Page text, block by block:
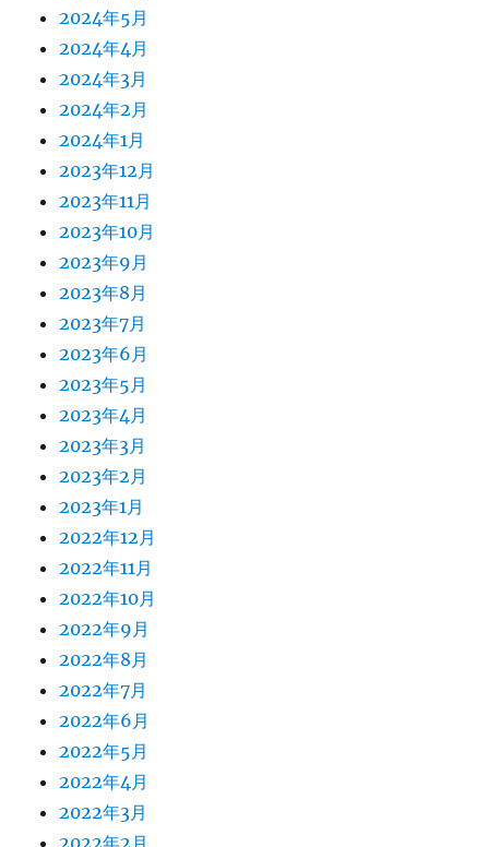
2024年5月
2024年4月
2024年3月
2024年2月
2024年1月
2023年12月
2023年11月
2023年10月
2023年9月
2023年8月
2023年7月
2023年6月
2023年5月
2023年4月
2023年3月
2023年2月
2023年1月
2022年12月
2022年11月
2022年10月
2022年9月
2022年8月
2022年7月
2022年6月
2022年5月
2022年4月
2022年3月